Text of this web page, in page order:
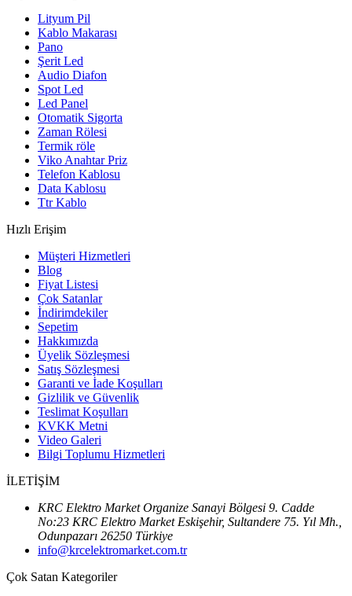
Lityum Pil
Kablo Makarası
Pano
Şerit Led
Audio Diafon
Spot Led
Led Panel
Otomatik Sigorta
Zaman Rölesi
Termik röle
Viko Anahtar Priz
Telefon Kablosu
Data Kablosu
Ttr Kablo
Hızlı Erişim
Müşteri Hizmetleri
Blog
Fiyat Listesi
Çok Satanlar
İndirimdekiler
Sepetim
Hakkımızda
Üyelik Sözleşmesi
Satış Sözleşmesi
Garanti ve İade Koşulları
Gizlilik ve Güvenlik
Teslimat Koşulları
KVKK Metni
Video Galeri
Bilgi Toplumu Hizmetleri
İLETİŞİM
KRC Elektro Market Organize Sanayi Bölgesi 9. Cadde
No:23 KRC Elektro Market Eskişehir, Sultandere 75. Yıl Mh.,
Odunpazarı 26250 Türkiye
info@krcelektromarket.com.tr
Çok Satan Kategoriler